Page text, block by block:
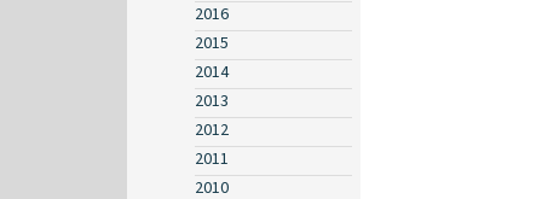
2016
2015
2014
2013
2012
2011
2010